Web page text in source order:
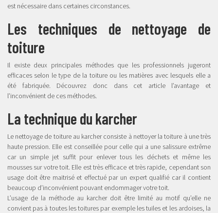
est nécessaire dans certaines circonstances.
Les techniques de nettoyage de
toiture
Il existe deux principales méthodes que les professionnels jugeront
efficaces selon le type de la toiture ou les matières avec lesquels elle a
été fabriquée. Découvrez donc dans cet article l’avantage et
l’inconvénient de ces méthodes.
La technique du karcher
Le nettoyage de toiture au karcher consiste à nettoyer la toiture à une très
haute pression. Elle est conseillée pour celle qui a une salissure extrême
car un simple jet suffit pour enlever tous les déchets et même les
mousses sur votre toit. Elle est très efficace et très rapide, cependant son
usage doit être maitrisé et effectué par un expert qualifié car il contient
beaucoup d’inconvénient pouvant endommager votre toit.
L’usage de la méthode au karcher doit être limité au motif qu’elle ne
convient pas à toutes les toitures par exemple les tuiles et les ardoises, la